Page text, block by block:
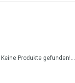
Keine Produkte gefunden!...